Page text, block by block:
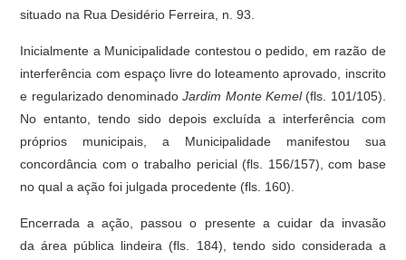
situado na Rua Desidério Ferreira, n. 93.
Inicialmente a Municipalidade contestou o pedido, em razão de
interferência com espaço livre do loteamento aprovado, inscrito
e regularizado denominadoJardim Monte Kemel(fls. 101/105).
No entanto, tendo sido depois excluída a interferência com
próprios municipais, a Municipalidade manifestou sua
concordância com o trabalho pericial (fls. 156/157), com base
no qual a ação foi julgada procedente (fls. 160).
Encerrada a ação, passou o presente a cuidar da invasão
da área pública lindeira (fls. 184), tendo sido considerada a